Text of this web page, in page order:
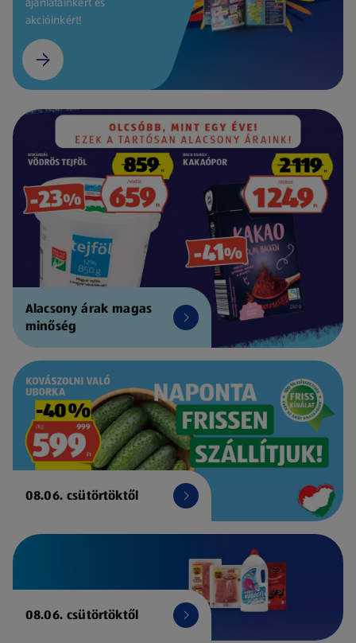
akcióinkért!
Alacsony árak magas
minőség
08.06. csütörtöktől
08.06. csütörtöktől